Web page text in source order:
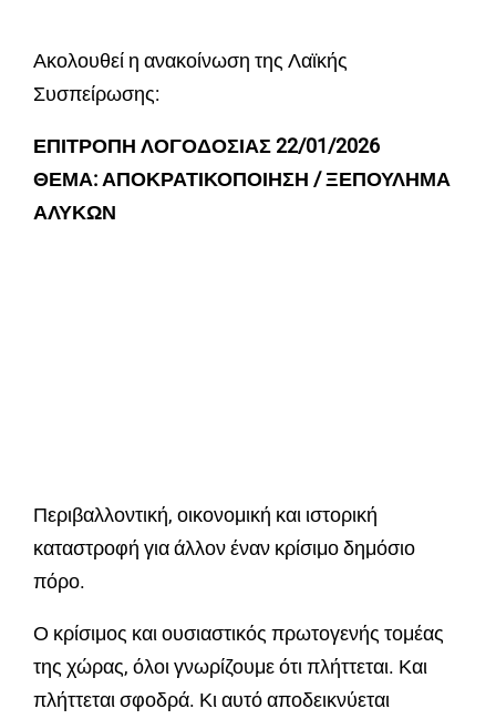
Ακολουθεί η ανακοίνωση της Λαϊκής
Συσπείρωσης:
ΕΠΙΤΡΟΠΗ ΛΟΓΟΔΟΣΙΑΣ 22/01/2026
ΘΕΜΑ: ΑΠΟΚΡΑΤΙΚΟΠΟΙΗΣΗ / ΞΕΠΟΥΛΗΜΑ
ΑΛΥΚΩΝ
Περιβαλλοντική, οικονομική και ιστορική
καταστροφή για άλλον έναν κρίσιμο δημόσιο
πόρο.
Ο κρίσιμος και ουσιαστικός πρωτογενής τομέας
της χώρας, όλοι γνωρίζουμε ότι πλήττεται. Και
πλήττεται σφοδρά. Κι αυτό αποδεικνύεται